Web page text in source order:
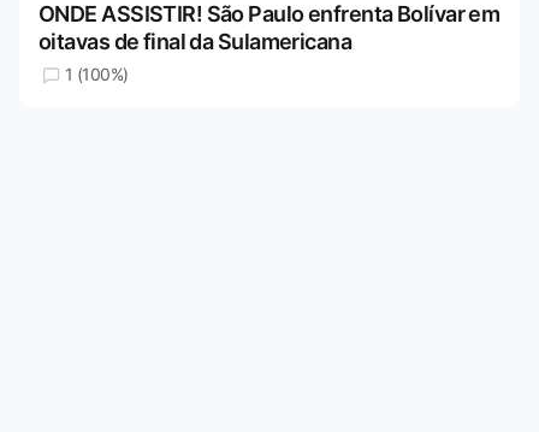
ONDE ASSISTIR! São Paulo enfrenta Bolívar em
oitavas de final da Sulamericana
1 (100%)